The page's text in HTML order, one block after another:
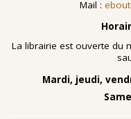
En 2021, le musée de
: un ensemble
nombreuses planches
à la fin des
emblématique de
Mail :
La librairie est ouverte du
Mardi, jeudi,